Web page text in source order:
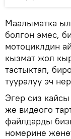
Маалыматка
болгон эмес,
мотоциклдин
кызмат жол
тастыктап,
тууралуу эч
Эгер сиз
же видеого
файлдарды
номерине